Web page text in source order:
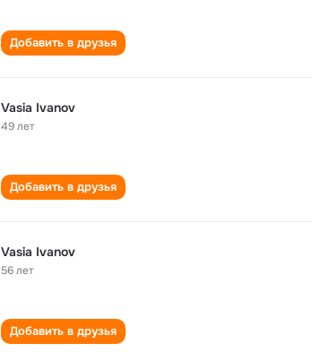
Добавить в друзья
Vasia Ivanov
49 лет
Добавить в друзья
Vasia Ivanov
56 лет
Добавить в друзья